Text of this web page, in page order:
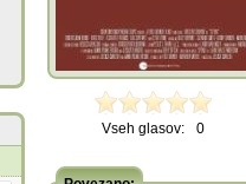
Vseh glasov: 0